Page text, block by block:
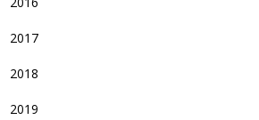
2017
2018
2019